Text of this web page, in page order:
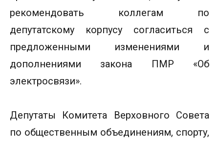
рекомендовать коллегам по
депутатскому корпусу согласиться с
предложенными изменениями и
дополнениями закона ПМР «Об
электросвязи».
Депутаты Комитета Верховного Совета
по общественным объединениям, спорту,